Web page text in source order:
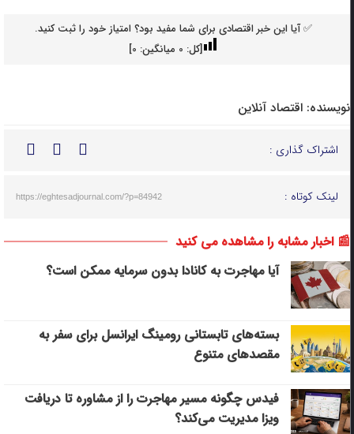
✅ آیا این خبر اقتصادی برای شما مفید بود؟ امتیاز خود را ثبت کنید.
[کل: 0میانگین: 0
]
نویسنده: اقتصاد آنلاین
اشتراک گذاری :
لینک کوتاه : https://eghtesadjournal.com/?p=84942
📰 اخبار مشابه را مشاهده می کنید
آیا مهاجرت به کانادا بدون سرمایه ممکن است؟
بسته‌های تابستانی رومینگ ایرانسل برای سفر به
مقصدهای متنوع
فیدس چگونه مسیر مهاجرت را از مشاوره تا دریافت
ویزا مدیریت می‌کند؟